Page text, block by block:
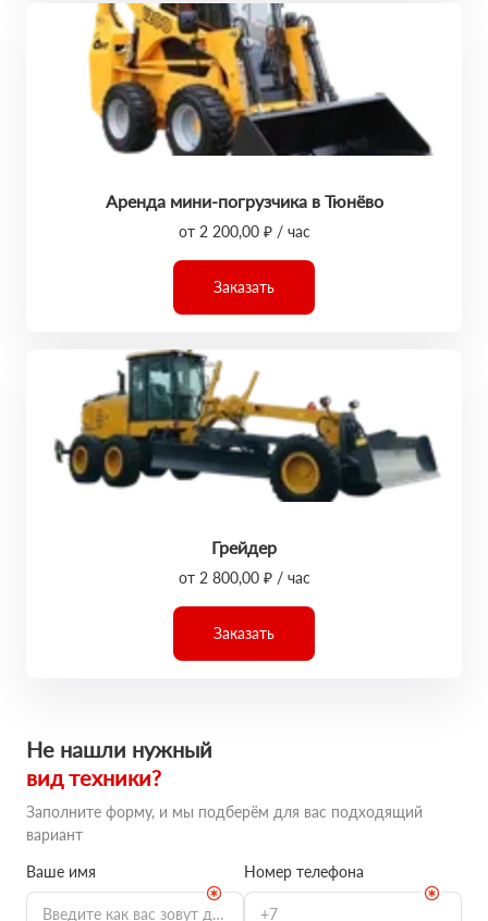
Аренда мини-погрузчика в Тюнёво
от 2 200,00 ₽ / час
Заказать
Грейдер
от 2 800,00 ₽ / час
Заказать
Не нашли нужный
вид техники?
Заполните форму, и мы подберём для вас подходящий
вариант
Ваше имя
Номер телефона